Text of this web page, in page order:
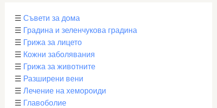
☰ Съвети за дома
☰ Градина и зеленчукова градина
☰ Грижа за лицето
☰ Кожни заболявания
☰ Грижа за животните
☰ Разширени вени
☰ Лечение на хемороиди
☰ Главоболие